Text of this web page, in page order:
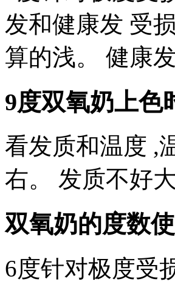
发和健康发 受
算的浅。 健康
9度双氧奶上色
看发质和温度 ,
右。 发质不好
双氧奶的度数
6度针对极度受